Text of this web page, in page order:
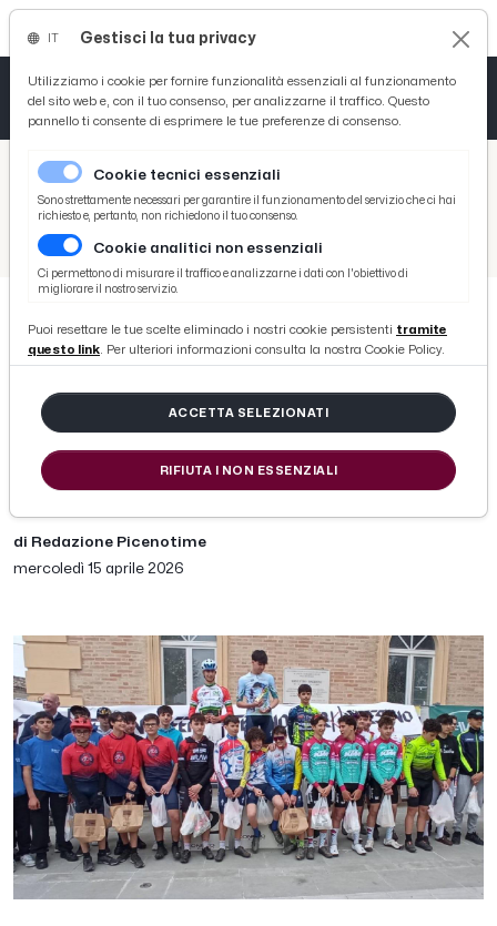
/ Picenotime
/ Sport
/ Ciclismo
XCO Trofeo Piceni-Memorial Andrea Cameli: successo annunciato a Belmonte Piceno per l'avvio della Conero Cup
XCO Trofeo Piceni-Memorial
Andrea Cameli: successo
annunciato a Belmonte Piceno per
l'avvio della Conero Cup
di Redazione Picenotime
mercoledì 15 aprile 2026
Gestisci la tua privacy
Utilizziamo i cookie per fornire funzionalità essenziali al funzionamento
del sito web e, con il tuo consenso, per analizzarne il traffico. Questo
pannello ti consente di esprimere le tue preferenze di consenso.
Cookie tecnici essenziali
Sono strettamente necessari per garantire il funzionamento del servizio che ci hai
richiesto e, pertanto, non richiedono il tuo consenso.
Cookie analitici non essenziali
Ci permettono di misurare il traffico e analizzarne i dati con l'obiettivo di
migliorare il nostro servizio.
Puoi resettare le tue scelte eliminado i nostri cookie persistenti tramite
questo link. Per ulteriori informazioni consulta la nostra Cookie Policy.
ACCETTA SELEZIONATI
RIFIUTA I NON ESSENZIALI
Tutto News
Tutto Sport
Basket
Ciclismo
Tutto Curiosità